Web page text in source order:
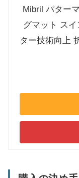
Mibril パター
グマット ス
ター技術向上